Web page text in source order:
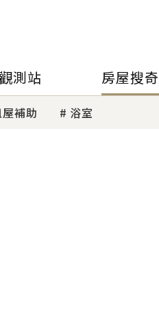
測站 房屋搜奇
補助 浴室